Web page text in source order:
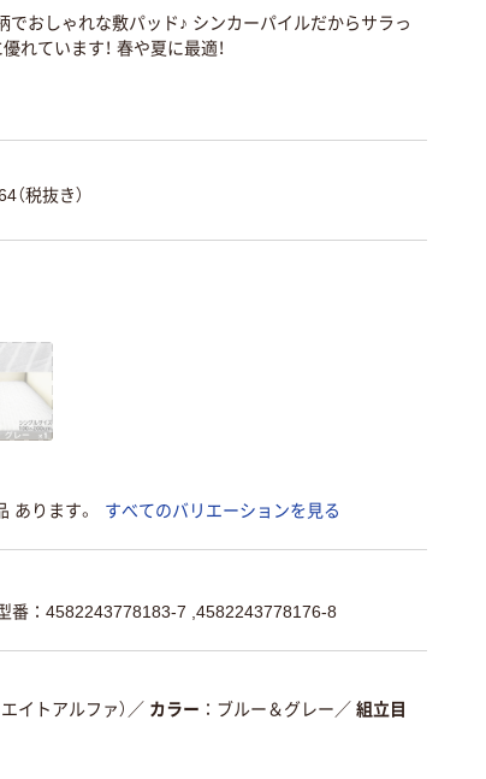
でおしゃれな敷パッド♪ シンカーパイルだからサラっ
れています！ 春や夏に最適！
（税抜き）
あります。
すべてのバリエーションを見る
番：4582243778183-7 ,4582243778176-8
イトアルファ） ／ カラー ブルー＆グレー ／ 組立目